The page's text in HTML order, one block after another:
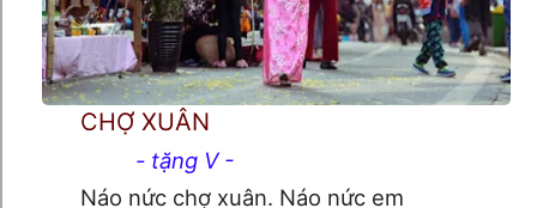
CHỢ XUÂN
- tặng V -
Náo nức chợ xuân. Náo nức em